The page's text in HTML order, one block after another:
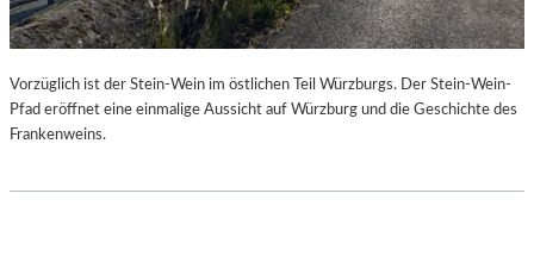
Vorzüglich ist der Stein-Wein im östlichen Teil Würzburgs. Der Stein-Wein-
Pfad eröffnet eine einmalige Aussicht auf Würzburg und die Geschichte des
Frankenweins.